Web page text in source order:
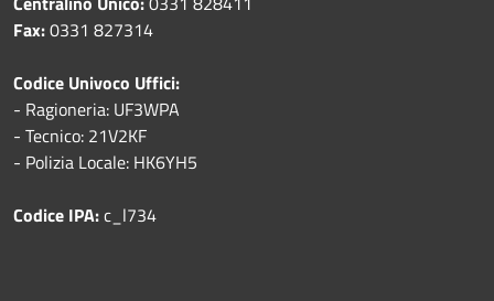
Fax:0331 827314
Codice Univoco Uffici:
- Ragioneria: UF3WPA
- Tecnico: 21V2KF
- Polizia Locale: HK6YH5
Codice IPA:c_l734